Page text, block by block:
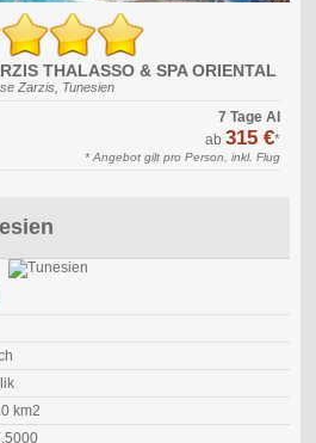
THALASSO & SPA ORIENTAL
Zarzis, Tunesien
7 Tage AI
ab315 €*
* Angebot gilt pro Person, inkl. Flug
km2